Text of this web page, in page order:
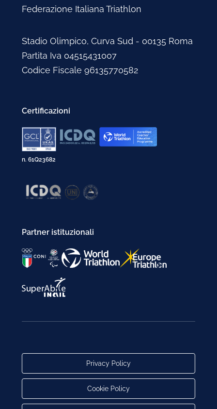
Federazione Italiana Triathlon
Stadio Olimpico, Curva Sud - 00135 Roma
Partita Iva 04515431007
Codice Fiscale 96135770582
Certificazioni
n. 61Q23682
Partner istituzionali
Privacy Policy
Cookie Policy